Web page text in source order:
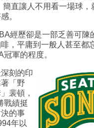
簡直讓人不用看一場球，
。
經歷卻是一部乏善可陳
，平庸到一般人甚至都
軍的程度。
刻的印
「野
裴頓，
戰績挺
的事
年以